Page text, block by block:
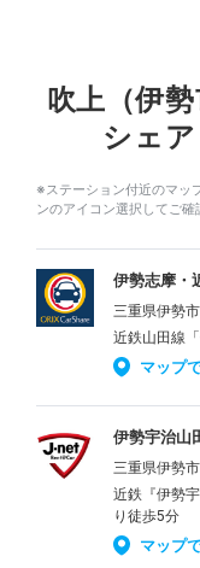
吹上（伊
シェ
※ステーション付近のマッ
ンのアイコン選択してご確
伊勢志摩・
三重県伊勢
近鉄山田線
マップ
伊勢宇治山
三重県伊勢
近鉄『伊勢
り徒歩5分
マップ
特